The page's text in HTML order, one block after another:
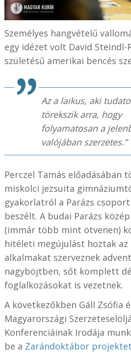
Személyes hangvételű
egy idézet volt David Steindl-
születésű amerikai bencés
Az a laikus, aki
törekszik arra, hogy
folyamatosan a
valójában szerzetes.”
Perczel Tamás előadásában
miskolci jezsuita
gyakorlatról a Parázs
beszélt. A budai Parázs
(immár több mint ötvenen)
hitéleti megújulást hoztak az
alkalmakat szerveznek
nagyböjtben, sőt komplett
foglalkozásokat is vezetnek.
A következőkben Gáll Zsófia
Magyarországi
Konferenciáinak Irodája
be a Zarándoktábor projektet